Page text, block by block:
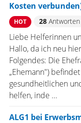
Kosten
HOT 28Antworten
Liebe Helferinnen
Hallo, da ich neu
Folgendes: Die
„Ehemann")
gesundheitlichen
helfen, inde ...
ALG1 bei